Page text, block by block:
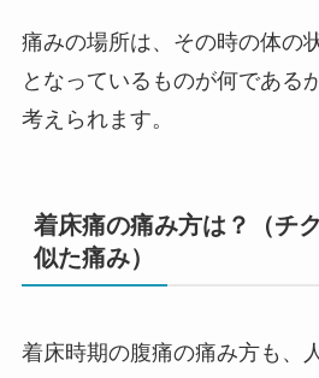
痛みの場所は、その時の体の
となっているものが何である
考えられます。
着床痛の痛み方は？（チ
似た痛み）
着床時期の腹痛の痛み方も、